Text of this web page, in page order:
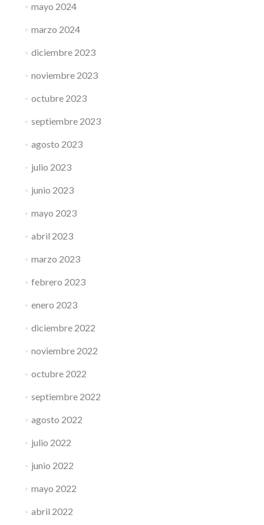
mayo 2024
marzo 2024
diciembre 2023
noviembre 2023
octubre 2023
septiembre 2023
agosto 2023
julio 2023
junio 2023
mayo 2023
abril 2023
marzo 2023
febrero 2023
enero 2023
diciembre 2022
noviembre 2022
octubre 2022
septiembre 2022
agosto 2022
julio 2022
junio 2022
mayo 2022
abril 2022